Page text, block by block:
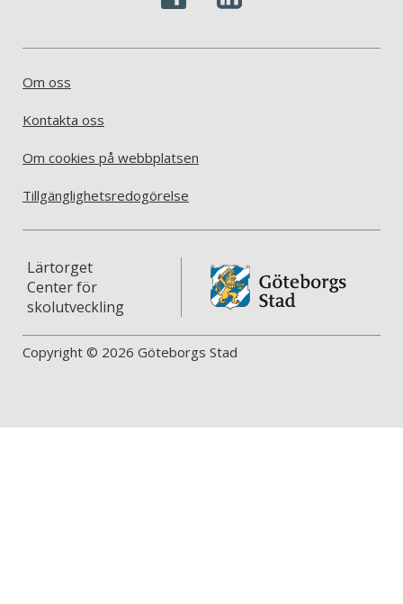
Om oss
Kontakta oss
Om cookies på webbplatsen
Tillgänglighetsredogörelse
Lärtorget
Center för
skolutveckling
Copyright © 2026 Göteborgs Stad